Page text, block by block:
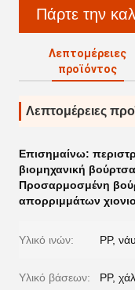
Πάρτε την
Λεπτομέρειες
προϊόντος
Λεπτομέρειες
Επισημαίνω:
βιομηχανική
Προσαρμοσμένη
απορριμμάτων
Υλικό ινών: PP,
Υλικό βάσεων: PP,